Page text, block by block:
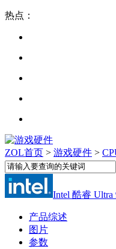
热点：
ZOL首页 > 游戏硬件 >
Intel 酷睿 Ultra
产品综述
图片
参数